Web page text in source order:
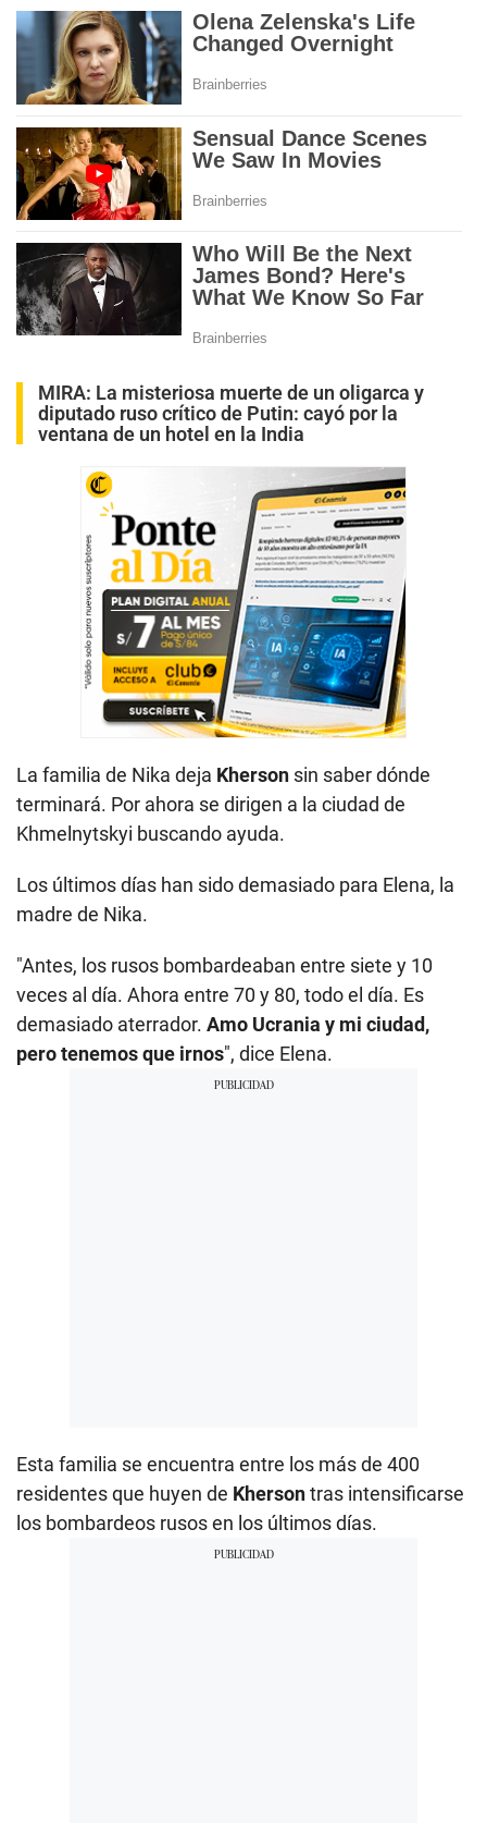
MIRA: La misteriosa muerte de un oligarca y
diputado ruso crítico de Putin: cayó por la
ventana de un hotel en la India
La familia de Nika deja Kherson sin saber dónde
terminará. Por ahora se dirigen a la ciudad de
Khmelnytskyi buscando ayuda.
Los últimos días han sido demasiado para Elena, la
madre de Nika.
"Antes, los rusos bombardeaban entre siete y 10
veces al día. Ahora entre 70 y 80, todo el día. Es
demasiado aterrador. Amo Ucrania y mi ciudad,
pero tenemos que irnos", dice Elena.
Esta familia se encuentra entre los más de 400
residentes que huyen de Khersontras intensificarse
los bombardeos rusos en los últimos días.